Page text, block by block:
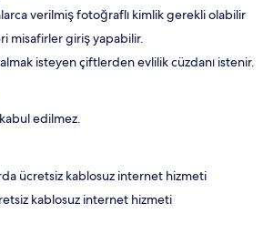
verilmiş fotoğraflı kimlik gerekli olabilir
misafirler giriş yapabilir.
isteyen çiftlerden evlilik cüzdanı istenir.
edilmez.
ücretsiz kablosuz internet hizmeti
kablosuz internet hizmeti